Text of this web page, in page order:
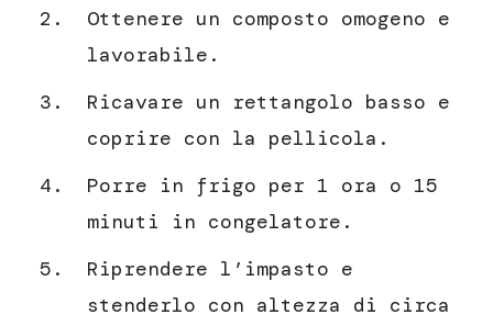
Ottenere un composto omogeno e
lavorabile.
Ricavare un rettangolo basso e
coprire con la pellicola.
Porre in frigo per 1 ora o 15
minuti in congelatore.
Riprendere l’impasto e
stenderlo con altezza di circa